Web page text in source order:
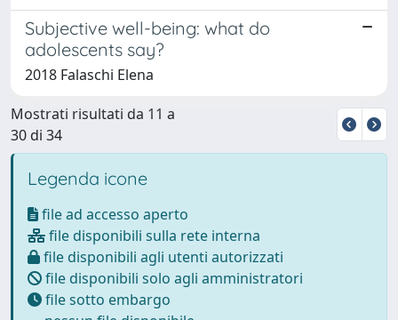
Subjective well-being: what do
adolescents say?
2018 Falaschi Elena
Mostrati risultati da 11 a
30 di 34
Legenda icone
file ad accesso aperto
file disponibili sulla rete interna
file disponibili agli utenti autorizzati
file disponibili solo agli amministratori
file sotto embargo